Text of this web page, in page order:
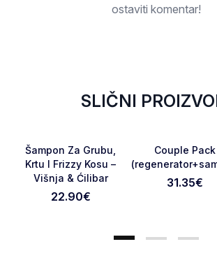
Pošaljite
ostaviti komentar!
SLIČNI
Favorite
Šampon Za Grubu,
Krtu I Frizzy Kosu –
Višnja & Ćilibar
22.90€
Couple Pack
31.35€